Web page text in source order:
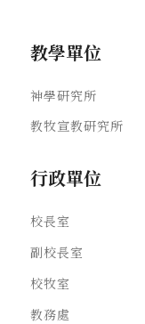
教學單位
神學研究所
教牧宣教研究所
行政單位
校長室
副校長室
校牧室
教務處